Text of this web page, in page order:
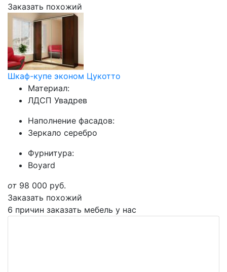
Заказать похожий
Шкаф-купе эконом Цукотто
Материал:
ЛДСП Увадрев
Наполнение фасадов:
Зеркало серебро
Фурнитура:
Boyard
от 98 000 руб.
Заказать похожий
6 причин заказать мебель у нас